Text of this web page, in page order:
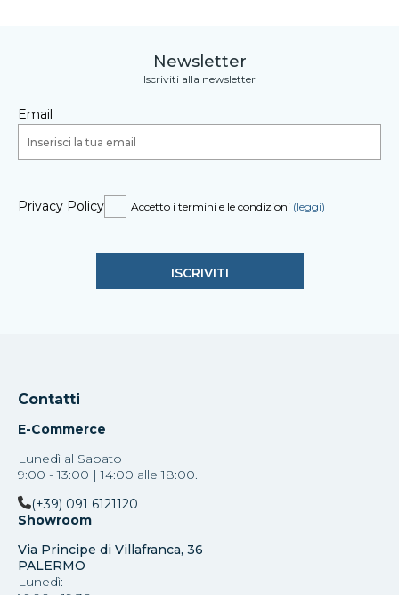
Newsletter
Iscriviti alla newsletter
Email
Privacy Policy Accetto i termini e le condizioni (leggi)
Contatti
E-Commerce
Lunedì al Sabato
9:00 - 13:00 | 14:00 alle 18:00.
(+39) 091 6121120
Showroom
Via Principe di Villafranca, 36
PALERMO
Lunedì: